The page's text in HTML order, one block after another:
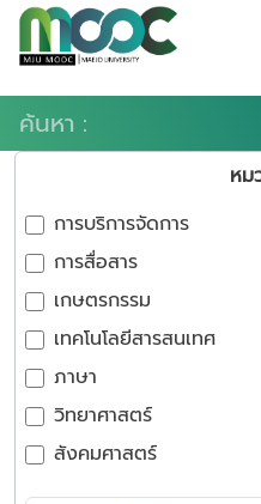
หม
การบริการจัดการ
การสื่อสาร
เกษตรกรรม
เทคโนโลยีสารสนเทศ
ภาษา
วิทยาศาสตร์
สังคมศาสตร์